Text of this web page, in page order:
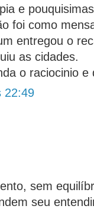
e
foi como
entregou o
as cidades.
o raciocinio e
22:49
sem
seu